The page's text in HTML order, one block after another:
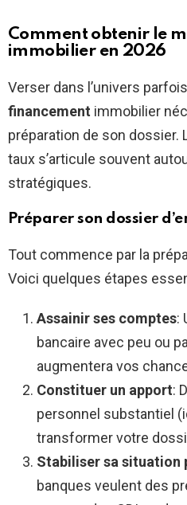
Comment obtenir le
immobilier en 2026
Verser dans l’univers
financement immobilier
préparation de son dossier.
taux s’articule souvent
stratégiques.
Préparer son dossier
Tout commence par la
Voici quelques étapes
Assainir ses comptes:
bancaire avec peu ou
augmentera vos
Constituer un apport:
personnel substantiel
transformer votre
Stabiliser sa situation
banques veulent des